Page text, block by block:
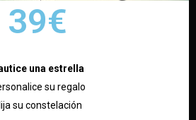
39€
una estrella
su regalo
su constelación